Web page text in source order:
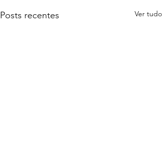
Posts recentes Ver tudo